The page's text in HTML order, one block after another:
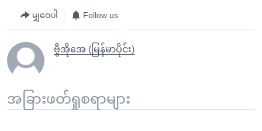
မျှဝေပါ Follow us
ဗွီအိုအေ (မြန်မာပိုင်း)
အခြားဖတ်ရှုစရာများ